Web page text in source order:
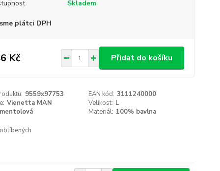
Skladem
plátci DPH
Kč Přidat do košíku
9559x97753 EAN kód: 3111240000
Vienetta MAN Velikost: L
mentolová Materiál: 100% bavlna